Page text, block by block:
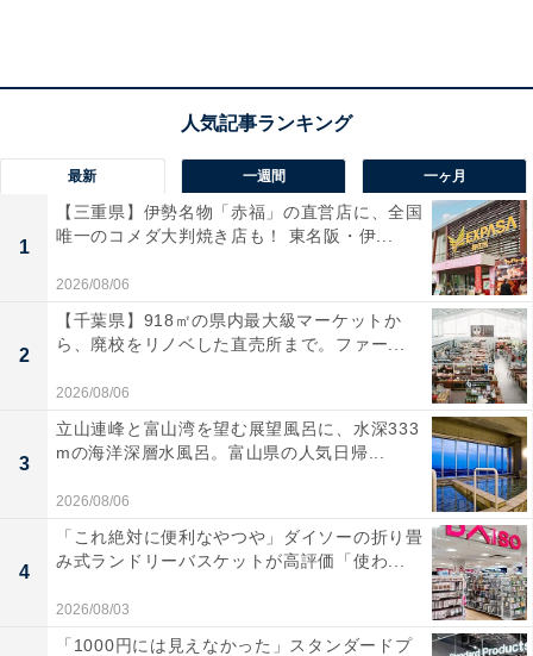
クだった！
』の記事でも紹介しているのですが、SNSなどでも話題
となり一時期店頭から消えていました。今はお店に並ぶ
ようになっているので、大体いつでも買える状況です。
「いちごミルク」にはざく切りのいちごの果肉がたっぷ
り入っています。味のおいしさはもちろん、飲んだ瞬間
に「あれ？ 子どもの頃に飲んだことがあるような」と思
えるのが「いちごミルク」の良いところ。どこか懐かし
い気持ちにさせてくれます。夏場は凍らせてシャーベッ
トにして食べることもありました。300ml入りで税込248
円です。
最新 一週間 一ヶ月
1
【三重県】伊勢名物「赤福」の直営店に、全国
唯一のコメダ大判焼き店も！ 東名阪・伊...
2026/08/06
2
【千葉県】918㎡の県内最大級マーケットか
ら、廃校をリノベした直売所まで。ファー...
2026/08/06
3
立山連峰と富山湾を望む展望風呂に、水深333
mの海洋深層水風呂。富山県の人気日帰...
2026/08/06
4
「これ絶対に便利なやつや」ダイソーの折り畳
み式ランドリーバスケットが高評価「使わ...
2026/08/03
「1000円には見えなかった」スタンダードプ